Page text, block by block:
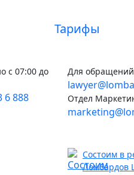
Тарифы
с 07:00 до
6 888
Для обращений
Отдел
Состоим в
Ломбардов